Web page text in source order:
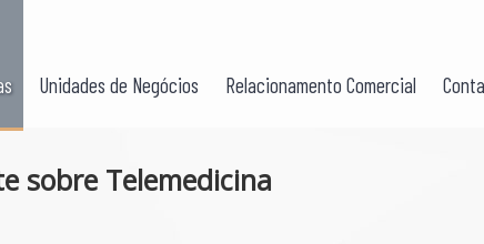
Unidades de Negócios Relacionamento Comercial
sobre Telemedicina